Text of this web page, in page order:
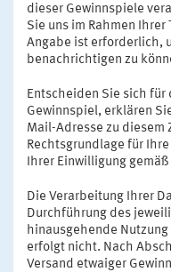
dieser Gewinnspiele
Sie uns im Rahmen
Angabe ist erforderlich,
benachrichtigen zu
Entscheiden Sie sich für
Gewinnspiel, erklären
Mail-Adresse zu diesem
Rechtsgrundlage für
Ihrer Einwilligung
Die Verarbeitung Ihrer
Durchführung des
hinausgehende
erfolgt nicht. Nach
Versand etwaiger